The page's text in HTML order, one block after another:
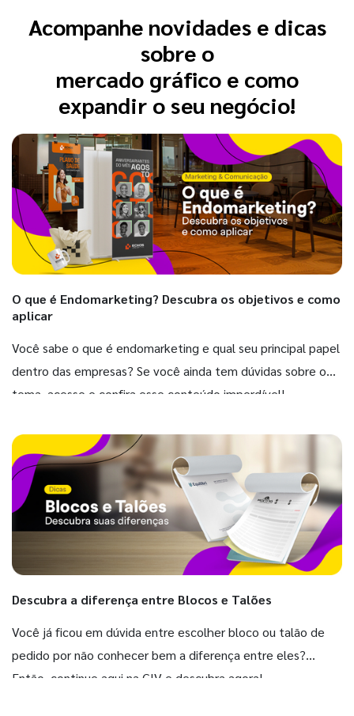
Acompanhe novidades e dicas
sobre o
mercado gráfico e como
expandir o seu negócio!
O que é Endomarketing? Descubra os objetivos e como
aplicar
Você sabe o que é endomarketing e qual seu principal papel
dentro das empresas? Se você ainda tem dúvidas sobre o
tema, acesse e confira esse conteúdo imperdível!
Descubra a diferença entre Blocos e Talões
Você já ficou em dúvida entre escolher bloco ou talão de
pedido por não conhecer bem a diferença entre eles?
Então, continue aqui na GIV e descubra agora!